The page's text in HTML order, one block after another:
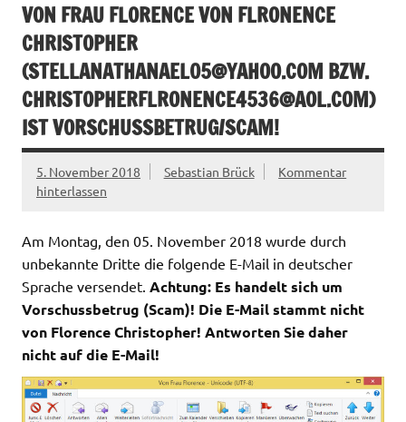
VON FRAU FLORENCE VON FLRONENCE
CHRISTOPHER
(STELLANATHANAEL05@YAHOO.COM BZW.
CHRISTOPHERFLRONENCE4536@AOL.COM)
IST VORSCHUSSBETRUG/SCAM!
5. November 2018 Sebastian Brück
Kommentar
hinterlassen
Am Montag, den 05. November 2018 wurde durch
unbekannte Dritte die folgende E-Mail in deutscher
Sprache versendet. Achtung: Es handelt sich um
Vorschussbetrug (Scam)! Die E-Mail stammt nicht
von Florence Christopher! Antworten Sie daher
nicht auf die E-Mail!